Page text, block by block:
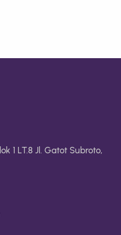
1 LT.8 Jl. Gatot Subroto,